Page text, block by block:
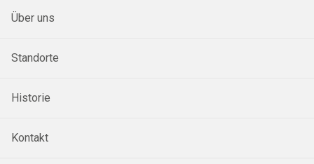
Über uns
Standorte
Historie
Kontakt